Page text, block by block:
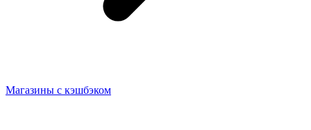
Магазины с кэшбэком